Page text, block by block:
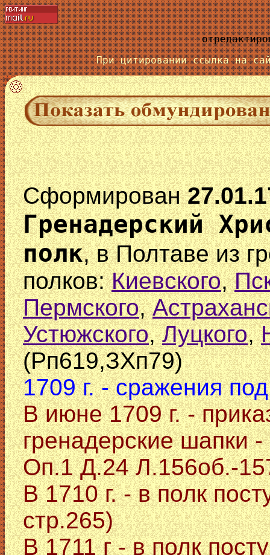
При цитировании ссылка на
Сформирован
Гренадерский
полк, в Полтаве из
полков:Киевского,
Пермского,
Устюжского,Луцкого,
(Рп619,ЗХп79)
1709 г. - сражения
В июне 1709 г. -
гренадерские
Оп.1 Д.24 Л.156об.-
В 1710 г. - в полк
стр.265)
В 1711 г - в полк